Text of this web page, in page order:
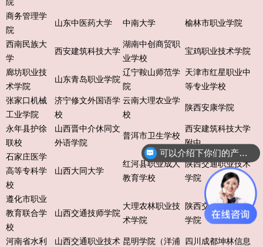
院
商务管理学
院
山东中医药大学 中南大学 榆林市职业学院
西南民族大
学
西安建筑科技大学
湖南中创商贸职
业学校
宝鸡职业技术学院
廊坊职业技
术学院
山东青岛职业学院
辽宁鞍山师范学
院
天津市红星职业中
等专业学校
张家口机械
工业学院
济宁修文外国语学
校
云南大理农业学
校
陕西安康学院
永年县护徐
联校
山西晋中介休同文
外语学院
普洱市卫生学校
西安建筑科技大学
附中
石家庄医学
高等专科学
校
山西大同大学
红河县职业成人
教育学校
陕西交通职业技术
学院
遵化市职业
教育联合学
校
山西交通技师学院
大理农林职业技
术学院
陕西交通职业技术
学院
河南省水利
山西交通职业技术 昆明学院（洋浦
四川成都坤林信息
可以介绍下你们的产品么？